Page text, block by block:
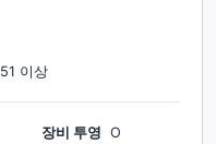
51 이상
장비 투영 O